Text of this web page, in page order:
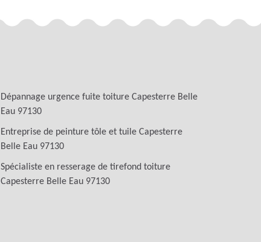
Dépannage urgence fuite toiture Capesterre Belle
Eau 97130
Entreprise de peinture tôle et tuile Capesterre
Belle Eau 97130
Spécialiste en resserage de tirefond toiture
Capesterre Belle Eau 97130